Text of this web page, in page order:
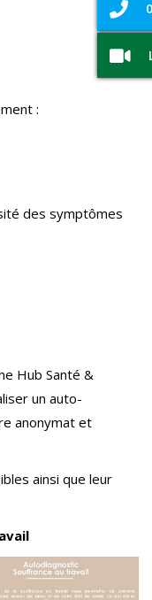
:
des symptômes
Hub Santé &
un auto-
anonymat et
ainsi que leur